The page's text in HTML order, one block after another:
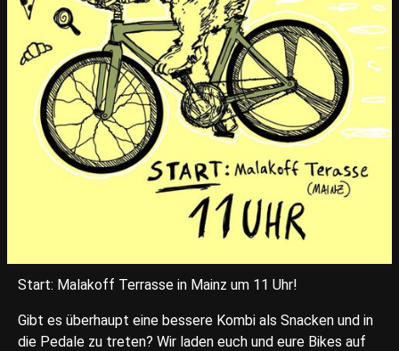
Start: Malakoff Terrasse in Mainz um 11 Uhr!
Gibt es überhaupt eine bessere Kombi als Snacken und in
die Pedale zu treten? Wir laden euch und eure Bikes auf